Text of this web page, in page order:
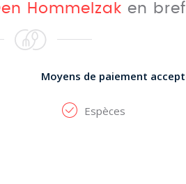
Hommelzak en bref
Moyens de paiement
Espèces